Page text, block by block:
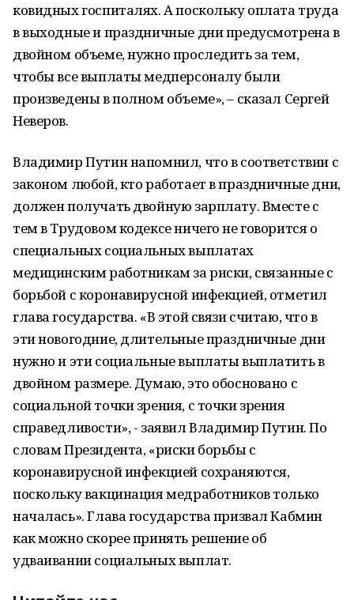
ковидных госпиталях. А поскольку оплата труда
в выходные и праздничные дни предусмотрена в
двойном объеме, нужно проследить за тем,
чтобы все выплаты медперсоналу были
произведены в полном объеме», – сказал Сергей
Неверов.
Владимир Путин напомнил, что в соответствии с
законом любой, кто работает в праздничные дни,
должен получать двойную зарплату. Вместе с
тем в Трудовом кодексе ничего не говорится о
специальных социальных выплатах
медицинским работникам за риски, связанные с
борьбой с коронавирусной инфекцией, отметил
глава государства. «В этой связи считаю, что в
эти новогодние, длительные праздничные дни
нужно и эти социальные выплаты выплатить в
двойном размере. Думаю, это обосновано с
социальной точки зрения, с точки зрения
справедливости», - заявил Владимир Путин. По
словам Президента, «риски борьбы с
коронавирусной инфекцией сохраняются,
поскольку вакцинация медработников только
началась». Глава государства призвал Кабмин
как можно скорее принять решение об
удваивании социальных выплат.